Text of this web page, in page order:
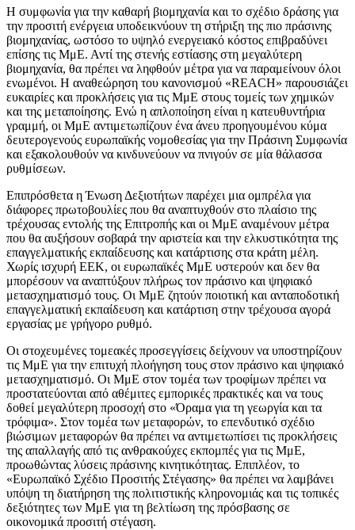
Η συμφωνία για την καθαρή βιομηχανία και το σχέδιο δράσης για
την προσιτή ενέργεια υποδεικνύουν τη στήριξη της πιο πράσινης
βιομηχανίας, ωστόσο το υψηλό ενεργειακό κόστος επιβραδύνει
επίσης τις ΜμΕ. Αντί της στενής εστίασης στη μεγαλύτερη
βιομηχανία, θα πρέπει να ληφθούν μέτρα για να παραμείνουν όλοι
ενωμένοι. Η αναθεώρηση του κανονισμού «REACH» παρουσιάζει
ευκαιρίες και προκλήσεις για τις ΜμΕ στους τομείς των χημικών
και της μεταποίησης. Ενώ η απλοποίηση είναι η κατευθυντήρια
γραμμή, οι ΜμΕ αντιμετωπίζουν ένα άνευ προηγουμένου κύμα
δευτερογενούς ευρωπαϊκής νομοθεσίας για την Πράσινη Συμφωνία
και εξακολουθούν να κινδυνεύουν να πνιγούν σε μία θάλασσα
ρυθμίσεων.
Επιπρόσθετα η Ένωση Δεξιοτήτων παρέχει μια ομπρέλα για
διάφορες πρωτοβουλίες που θα αναπτυχθούν στο πλαίσιο της
τρέχουσας εντολής της Επιτροπής και οι ΜμΕ αναμένουν μέτρα
που θα αυξήσουν σοβαρά την αριστεία και την ελκυστικότητα της
επαγγελματικής εκπαίδευσης και κατάρτισης στα κράτη μέλη.
Χωρίς ισχυρή ΕΕΚ, οι ευρωπαϊκές ΜμΕ υστερούν και δεν θα
μπορέσουν να αναπτύξουν πλήρως τον πράσινο και ψηφιακό
μετασχηματισμό τους. Οι ΜμΕ ζητούν ποιοτική και ανταποδοτική
επαγγελματική εκπαίδευση και κατάρτιση στην τρέχουσα αγορά
εργασίας με γρήγορο ρυθμό.
Οι στοχευμένες τομεακές προσεγγίσεις δείχνουν να υποστηρίζουν
τις ΜμΕ για την επιτυχή πλοήγηση τους στον πράσινο και ψηφιακό
μετασχηματισμό. Οι ΜμΕ στον τομέα των τροφίμων πρέπει να
προστατεύονται από αθέμιτες εμπορικές πρακτικές και να τους
δοθεί μεγαλύτερη προσοχή στο «Όραμα για τη γεωργία και τα
τρόφιμα». Στον τομέα των μεταφορών, το επενδυτικό σχέδιο
βιώσιμων μεταφορών θα πρέπει να αντιμετωπίσει τις προκλήσεις
της απαλλαγής από τις ανθρακούχες εκπομπές για τις ΜμΕ,
προωθώντας λύσεις πράσινης κινητικότητας. Επιπλέον, το
«Ευρωπαϊκό Σχέδιο Προσιτής Στέγασης» θα πρέπει να λαμβάνει
υπόψη τη διατήρηση της πολιτιστικής κληρονομιάς και τις τοπικές
δεξιότητες των ΜμΕ για τη βελτίωση της πρόσβασης σε
οικονομικά προσιτή στέγαση.